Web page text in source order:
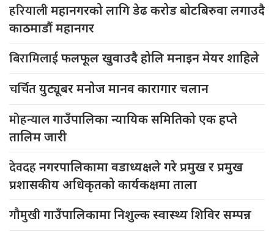
हरियालीमहानगरको लागि डेढ करोड बोटबिरुवा लगाउदै
काठमाडौं महानगर
बिरामिलाईफलफूल खुवाउदै होलि मनाइन मेयर शाहिले
चर्चितयुट्यूबर मनोज मानव कारागार चलान
मोहन्यालगाउँपालिका न्यायिक समितिको एक हप्ते
तालिम जारी
देवदहनगरपालिकामा वडाध्यक्षले गरे प्रमुख र प्रमुख
प्रशासकीय अधिकृतको कार्यकक्षमा ताला
गौमुखीगाउँपालिकामा निशुल्क स्वास्थ्य शिविर सम्पन्न